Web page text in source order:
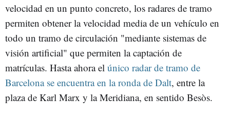
velocidad en un punto concreto, los radares de tramo
permiten obtener la velocidad media de un vehículo en
todo un tramo de circulación "mediante sistemas de
visión artificial" que permiten la captación de
matrículas. Hasta ahora el único radar de tramo de
Barcelona se encuentra en la ronda de Dalt, entre la
plaza de Karl Marx y la Meridiana, en sentido Besòs.